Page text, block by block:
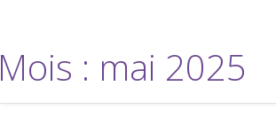
Mois : mai 2025